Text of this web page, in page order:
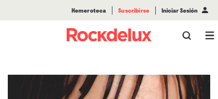
Hemeroteca Suscribirse Iniciar Sesión